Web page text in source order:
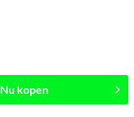
Nu kopen